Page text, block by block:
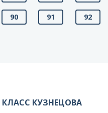
90 91 92
КУЗНЕЦОВА